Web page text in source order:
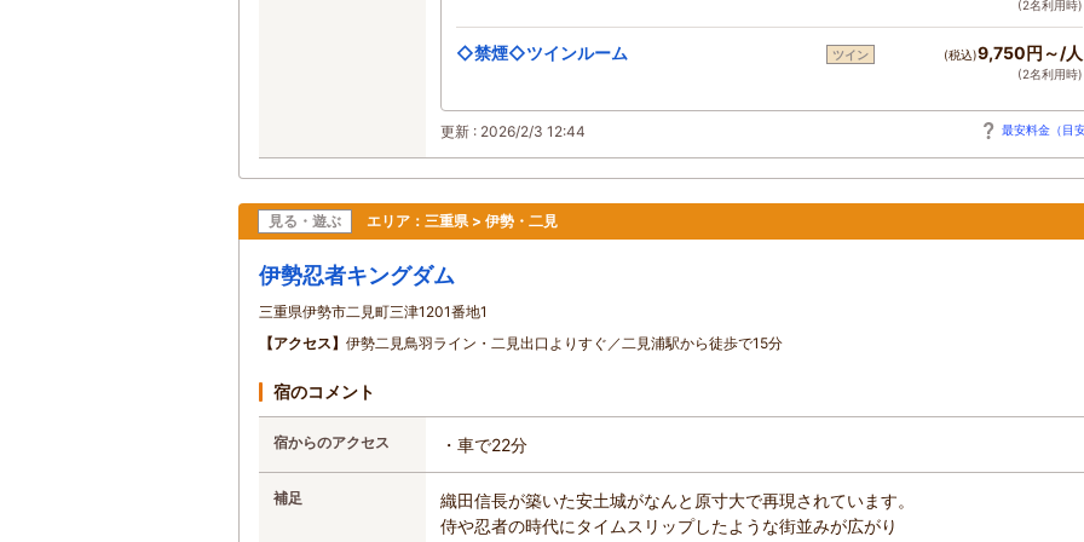
(2名利用時)
◇禁煙◇ツインルーム ツイン (税込)9,750円～/人
(2名利用時)
更新 : 2026/2/3 12:44 最安料金（目
見る・遊ぶ エリア： 三重県 > 伊勢・二見
伊勢忍者キングダム
三重県伊勢市二見町三津1201番地1
【アクセス】 伊勢二見鳥羽ライン・二見出口よりすぐ／二見浦駅から徒歩で15分
宿のコメント
宿からのアクセス ・車で22分
補足
織田信長が築いた安土城がなんと原寸大で再現されています。
侍や忍者の時代にタイムスリップしたような街並みが広がり